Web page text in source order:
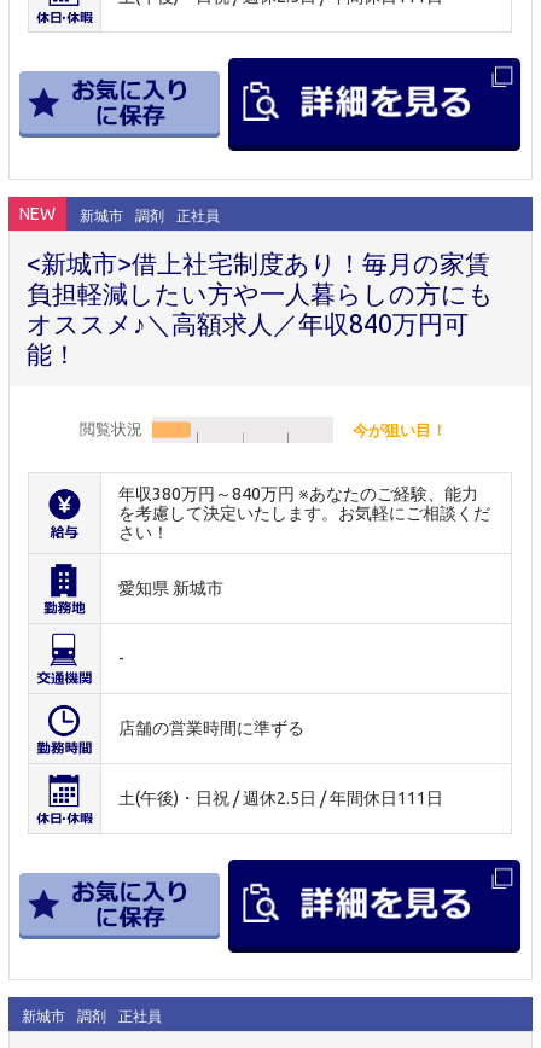
NEW 新城市 調剤 正社員
<新城市>借上社宅制度あり！毎月の家賃
負担軽減したい方や一人暮らしの方にも
オススメ♪＼高額求人／年収840万円可
能！
閲覧状況 今が狙い目！
年収380万円～840万円 ※あなたのご経験、能力
を考慮して決定いたします。お気軽にご相談くだ
さい！
愛知県 新城市
-
店舗の営業時間に準ずる
土(午後)・日祝 / 週休2.5日 / 年間休日111日
新城市 調剤 正社員